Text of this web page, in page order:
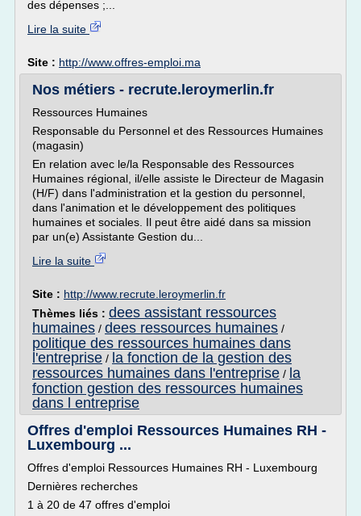
des dépenses ;...
Lire la suite
Site : http://www.offres-emploi.ma
Nos métiers - recrute.leroymerlin.fr
Ressources Humaines
Responsable du Personnel et des Ressources Humaines
(magasin)
En relation avec le/la Responsable des Ressources
Humaines régional, il/elle assiste le Directeur de Magasin
(H/F) dans l'administration et la gestion du personnel,
dans l'animation et le développement des politiques
humaines et sociales. Il peut être aidé dans sa mission
par un(e) Assistante Gestion du...
Lire la suite
Site : http://www.recrute.leroymerlin.fr
Thèmes liés : dees assistant ressources
humaines / dees ressources humaines /
politique des ressources humaines dans
l'entreprise / la fonction de la gestion des
ressources humaines dans l'entreprise / la
fonction gestion des ressources humaines
dans l entreprise
Offres d'emploi Ressources Humaines RH -
Luxembourg ...
Offres d'emploi Ressources Humaines RH - Luxembourg
Dernières recherches
1 à 20 de 47 offres d'emploi